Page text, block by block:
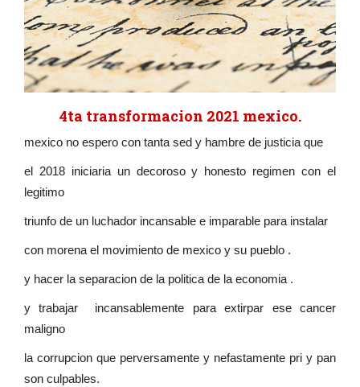
4ta transformacion 2021 mexico.
mexico no espero con tanta sed y hambre de justicia que
el 2018 iniciaria un decoroso y honesto regimen con el
legitimo
triunfo de un luchador incansable e imparable para instalar
con morena el movimiento de mexico y su pueblo .
y hacer la separacion de la politica de la economia .
y trabajar incansablemente para extirpar ese cancer
maligno
la corrupcion que perversamente y nefastamente pri y pan
son culpables.